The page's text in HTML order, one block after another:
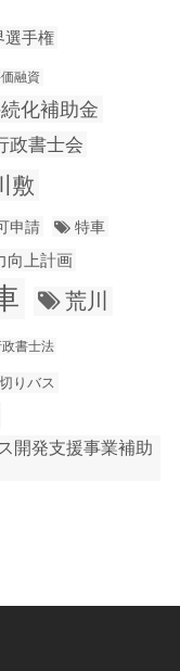
選手権
融資
化補助金
政書士会
敷
申請
特車
向上計画
荒川
書士法
りバス
開発支援事業補助